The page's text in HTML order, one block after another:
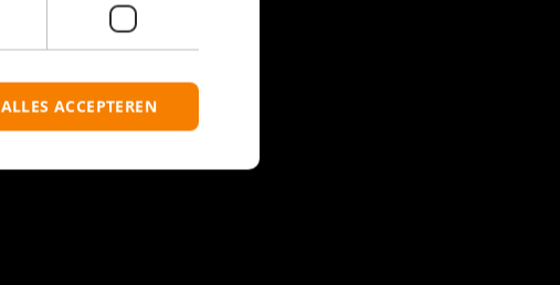
ALLES ACCEPTEREN